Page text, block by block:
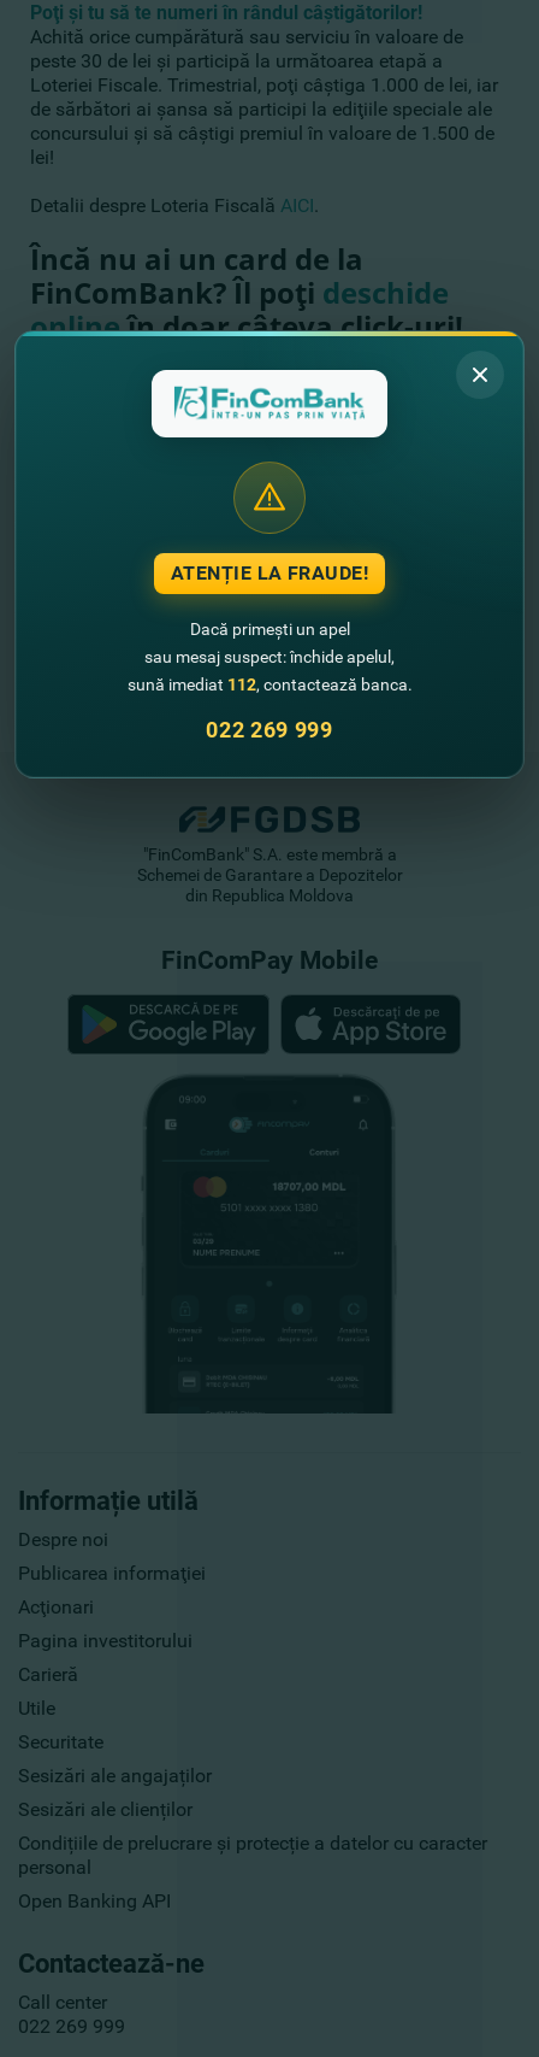
Poţi şi tu să te numeri în rândul câştigătorilor!
Achită orice cumpărătură sau serviciu în valoare de
peste 30 de lei şi participă la următoarea etapă a
Loteriei Fiscale. Trimestrial, poţi câştiga 1.000 de lei, iar
de sărbători ai şansa să participi la ediţiile speciale ale
concursului şi să câştigi premiul în valoare de 1.500 de
lei!
Detalii despre Loteria Fiscală AICI.
Încă nu ai un card de la
FinComBank? Îl poţi deschide
onlineîn doar câteva click-uri!
Informație utilă
Despre noi
Publicarea informaţiei
Acţionari
Pagina investitorului
Carieră
Utile
Securitate
Sesizări ale angajaților
Sesizări ale clienților
Condițiile de prelucrare și protecție a datelor cu caracter
personal
Open Banking API
Contactează-ne
Call center
022 269 999
"FinComBank" S.A. este membră a
Schemei de Garantare a Depozitelor
din Republica Moldova
FinComPay Mobile
ATENȚIE LA FRAUDE!
Dacă primești un apel
sau mesaj suspect: închide apelul,
sună imediat 112, contactează banca.
022 269 999